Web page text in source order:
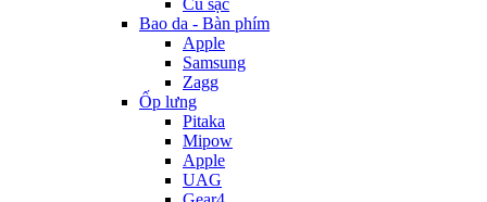
Củ sạc
Bao da - Bàn phím
Apple
Samsung
Zagg
Ốp lưng
Pitaka
Mipow
Apple
UAG